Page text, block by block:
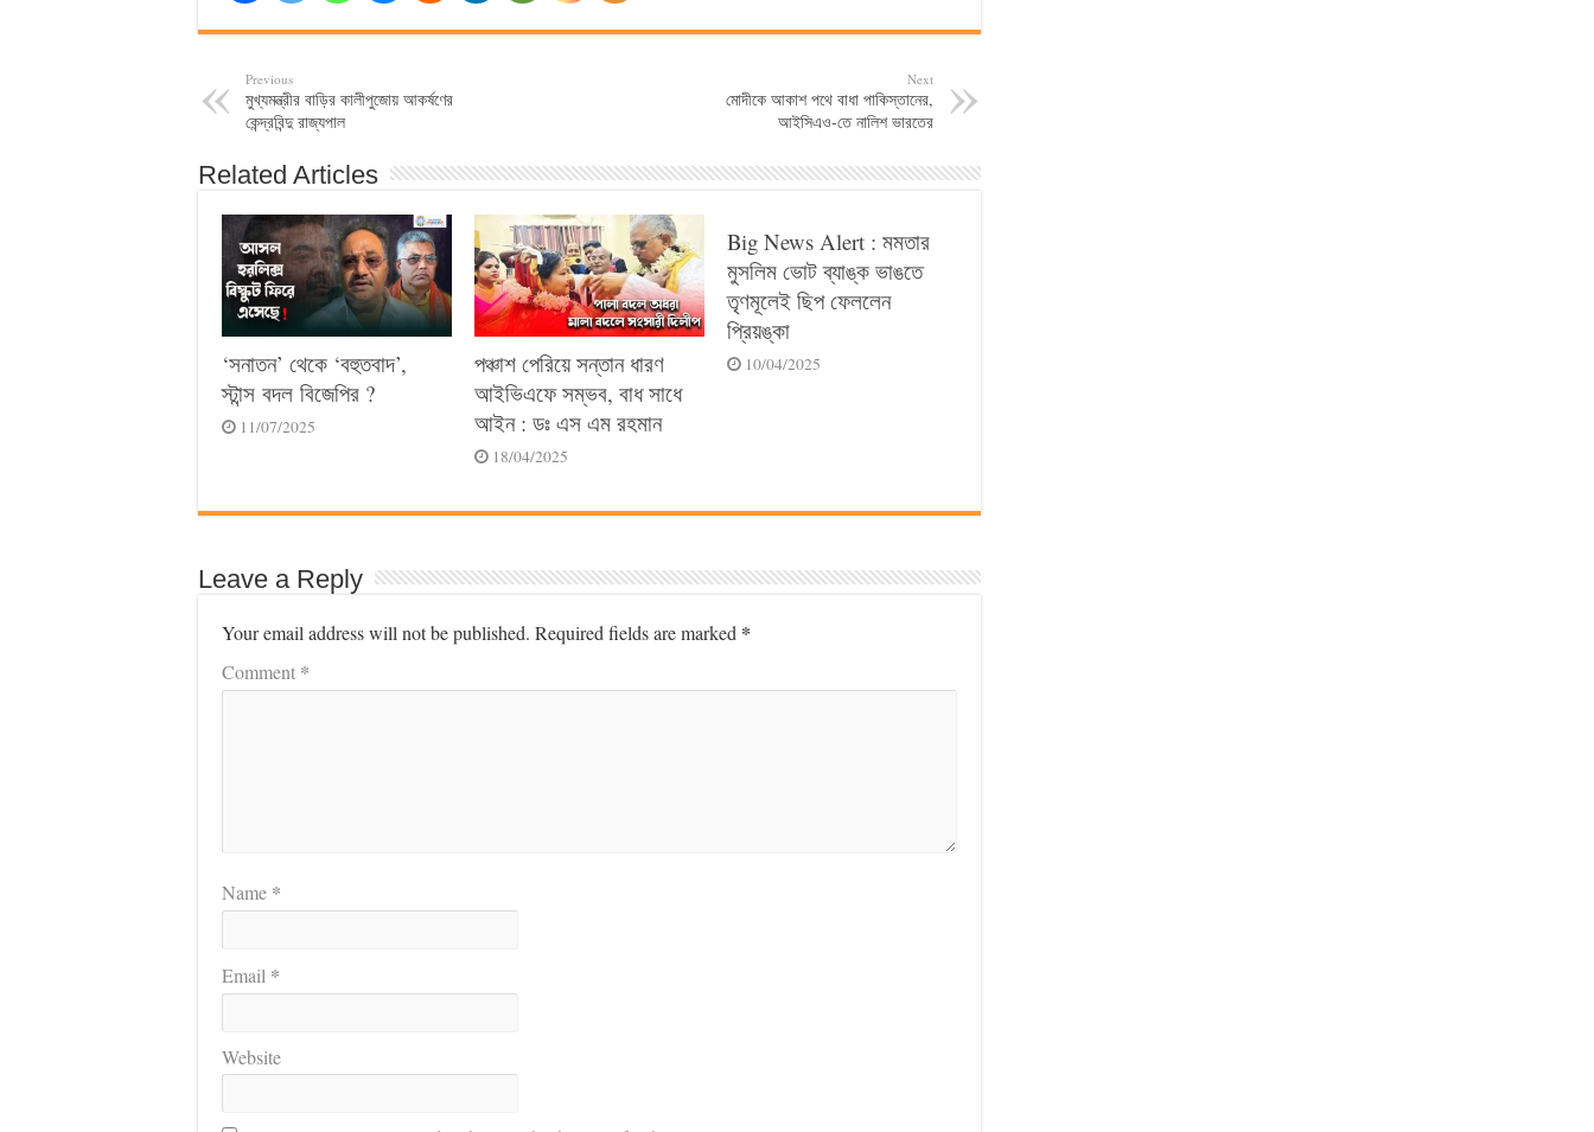
Previous
মুখ্যমন্ত্রীর বাড়ির কালীপুজোয় আকর্ষণের
কেন্দ্রবিন্দু রাজ্যপাল
Next
মোদীকে আকাশ পথে বাধা পাকিস্তানের,
আইসিএও-তে নালিশ ভারতের
Related Articles
‘সনাতন’ থেকে ‘বহুতবাদ’,
স্টান্স বদল বিজেপির ?
11/07/2025
পঞ্চাশ পেরিয়ে সন্তান ধারণ
আইভিএফে সম্ভব, বাধ সাধে
আইন : ডঃ এস এম রহমান
18/04/2025
Big News Alert : মমতার
মুসলিম ভোট ব্যাঙ্ক ভাঙতে
তৃণমূলেই ছিপ ফেললেন
প্রিয়ঙ্কা
10/04/2025
Leave a Reply
Your email address will not be published. Required fields are marked *
Comment *
Name *
Email *
Website